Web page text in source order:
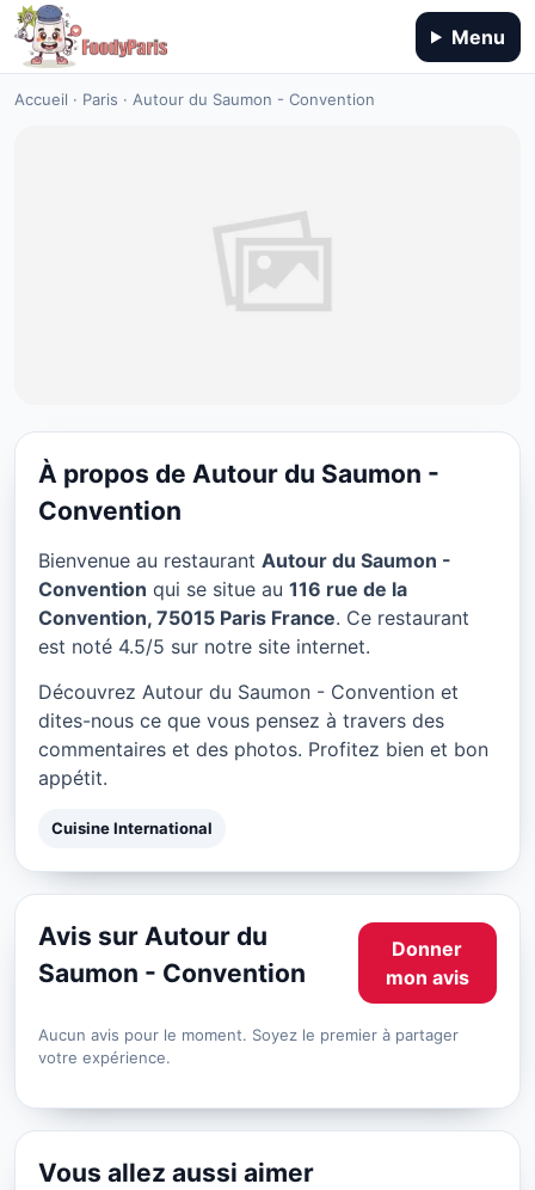
Menu
Accueil · Paris · Autour du Saumon - Convention
CUISINE INTERNATIONAL
Convention à Paris
★ 4.5/5
À propos de Autour du Saumon -
Convention
Bienvenue au restaurant Autour du Saumon -
Convention qui se situe au 116 rue de la
Convention, 75015 Paris France. Ce restaurant
est noté 4.5/5 sur notre site internet.
Découvrez Autour du Saumon - Convention et
dites-nous ce que vous pensez à travers des
commentaires et des photos. Profitez bien et bon
appétit.
Cuisine International
Avis sur Autour du
Saumon - Convention
Donner
mon avis
Aucun avis pour le moment. Soyez le premier à partager
votre expérience.
Vous allez aussi aimer